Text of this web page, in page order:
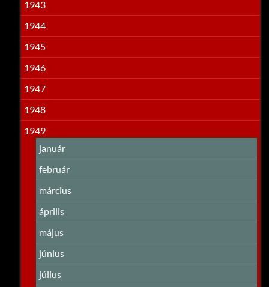
1943
1944
1945
1946
1947
1948
1949
január
február
március
április
május
június
július